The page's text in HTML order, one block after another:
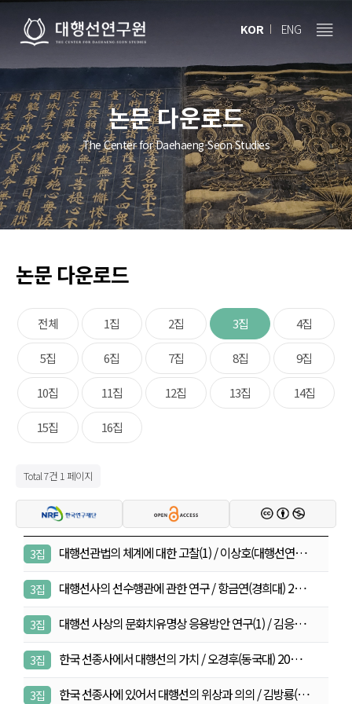
KOR ENG
논문 다운로드
The Center for Daehaeng-Seon Studies
논문 다운로드
전체 1집 2집 3집 4집
5집 6집 7집 8집 9집
10집 11집 12집 13집 14집
15집 16집
Total 7건 1 페이지
3집 대행선관법의 체계에 대한 고찰(1) / 이상호(대행선연…
3집 대행선사의 선수행관에 관한 연구 / 항금연(경희대) 2…
3집 대행선 사상의 문화치유명상 응용방안 연구(1) / 김응…
3집 한국 선종사에서 대행선의 가치 / 오경후(동국대) 20…
3집 한국 선종사에 있어서 대행선의 위상과 의의 / 김방룡(…